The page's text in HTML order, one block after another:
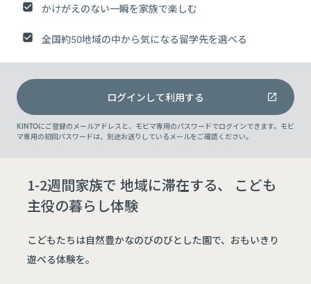
1-2週間家族で 地域に滞在する、 こども
主役の暮らし体験
こどもたちは自然豊かなのびのびとした園で、おもいきり
遊べる体験を。
かけがえのない一瞬を家族で楽しむ
全国約50地域の中から気になる留学先を選べる
ログインして利用する
KINTOにご登録のメールアドレスと、モビマ専用のパスワードでログインできます。モビ
マ専用の初回パスワードは、別途お送りしているメールをご確認ください。